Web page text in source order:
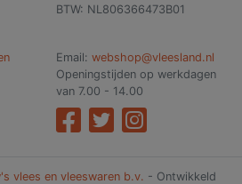
BTW: NL806366473B01
Email: webshop@vleesland.nl
Openingstijden op werkdagen
van 7.00 - 14.00
vlees en vleeswaren b.v. - Ontwikkeld